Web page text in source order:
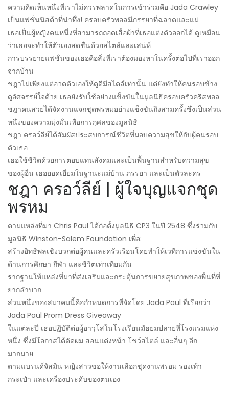
ความคิดเห็นหนึ่งที่เราไม่ควรพลาดในการเข้าร่วมคือ Jada Crawley
เป็นแฟชั่นนิสต้าที่น่าทึ่ง! ครอบครัวพอลมีภรรยาที่ฉลาดและแม่
เธอเป็นผู้หญิงคนหนึ่งที่สามารถถอดเสื้อผ้าที่เธอแต่งตัวออกได้ ดูเหมือน
ว่าเธอจะทำให้ตัวเองสดชื่นด้วยสไตล์และเสน่ห์
การบรรยายแฟชั่นของเธอคือสิ่งที่เราต้องมองหาในครั้งต่อไปที่เราออก
จากบ้าน
ชฎาไม่เพียงแต่อวดตัวเองให้ดูดีมีสไตล์เท่านั้น แต่ยังทำให้คนรอบข้าง
ดูอัศจรรย์ใจด้วย เธอยังรับใช้อย่างแข็งขันในมูลนิธิครอบครัวคริสพอล
ชฎาคนสวยได้จัดงานแจกชุดพรหมอย่างแข็งขันถึงสามครั้งซึ่งเป็นส่วน
หนึ่งของความมุ่งมั่นเพื่อการกุศลของมูลนิธิ
ชฎา ครอว์ลีย์ได้สัมผัสประสบการณ์ชีวิตที่มอบความสุขให้กับผู้คนรอบ
ตัวเธอ
เธอใช้ชีวิตด้วยการตอบแทนสังคมและเป็นพื้นฐานสำหรับความสุข
ของผู้อื่น เธอยอดเยี่ยมในฐานะแม่บ้าน ภรรยา และเป็นตัวละคร
ชฎา ครอว์ลีย์ | ผู้ใจบุญแจกชุด
พรหม
ตามแหล่งที่มา Chris Paul ได้ก่อตั้งมูลนิธิ CP3 ในปี 2548 ซึ่งร่วมกับ
มูลนิธิ Winston-Salem Foundation เพื่อ:
สร้างอิทธิพลเชิงบวกต่อผู้คนและครัวเรือนโดยทำให้เวทีการแข่งขันใน
ด้านการศึกษา กีฬา และชีวิตเท่าเทียมกัน
รากฐานให้แหล่งที่มาที่ส่งเสริมและกระตุ้นการขยายสุขภาพของพื้นที่ที่
ยากลำบาก
ส่วนหนึ่งของสมาคมนี้คือกำหนดการที่จัดโดย Jada Paul ที่เรียกว่า
Jada Paul Prom Dress Giveaway
ในแต่ละปี เธอปฏิบัติต่อผู้อาวุโสในโรงเรียนมัธยมปลายที่โรงแรมแห่ง
หนึ่ง ซึ่งมีโอกาสได้ดัดผม สอนแต่งหน้า โชว์สไตล์ และอื่นๆ อีก
มากมาย
ตามแบรนด์จัสมิน หญิงสาวขอให้งานเลือกชุดงานพรอม รองเท้า
กระเป๋า และเครื่องประดับของตนเอง